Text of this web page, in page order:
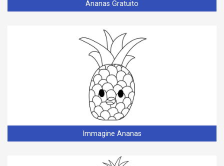
Ananas Gratuito
Immagine Ananas